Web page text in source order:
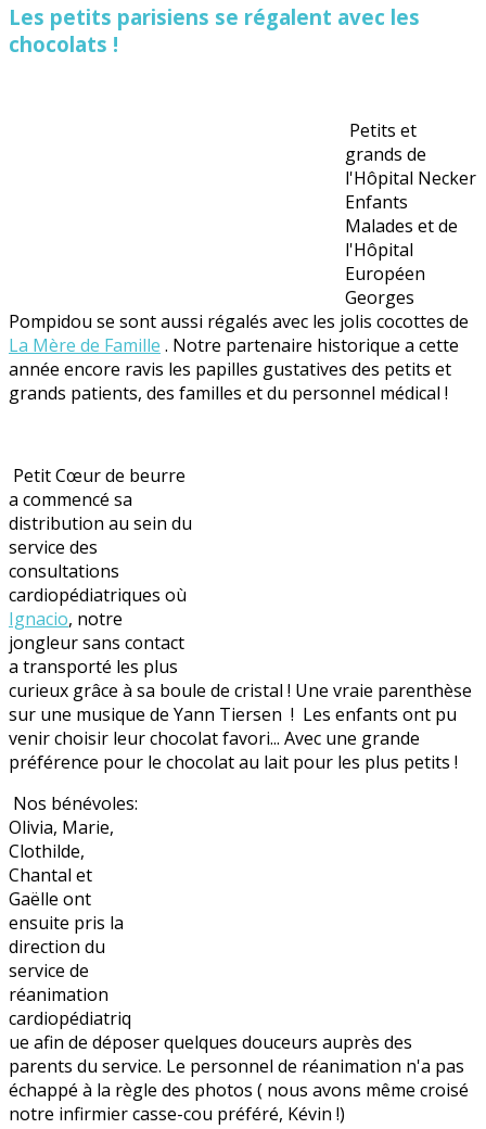
Les petits parisiens se régalent avec les
chocolats !
Petits et
grands de
l'Hôpital Necker
Enfants
Malades et de
l'Hôpital
Européen
Georges
Pompidou se sont aussi régalés avec les jolis cocottes de
La Mère de Famille . Notre partenaire historique a cette
année encore ravis les papilles gustatives des petits et
grands patients, des familles et du personnel médical !
Petit Cœur de beurre
a commencé sa
distribution au sein du
service des
consultations
cardiopédiatriques où
Ignacio, notre
jongleur sans contact
a transporté les plus
curieux grâce à sa boule de cristal ! Une vraie parenthèse
sur une musique de Yann Tiersen ! Les enfants ont pu
venir choisir leur chocolat favori... Avec une grande
préférence pour le chocolat au lait pour les plus petits !
Nos bénévoles:
Olivia, Marie,
Clothilde,
Chantal et
Gaëlle ont
ensuite pris la
direction du
service de
réanimation
cardiopédiatriq
ue afin de déposer quelques douceurs auprès des
parents du service. Le personnel de réanimation n'a pas
échappé à la règle des photos ( nous avons même croisé
notre infirmier casse-cou préféré, Kévin !)